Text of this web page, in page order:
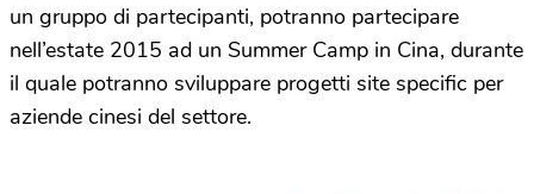
un gruppo di partecipanti, potranno partecipare
nell’estate 2015 ad un Summer Camp in Cina, durante
il quale potranno sviluppare progetti site specific per
aziende cinesi del settore.